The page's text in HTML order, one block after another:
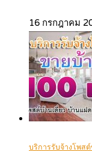
16 กรกฎาคม
บริการรับจ้างโพส